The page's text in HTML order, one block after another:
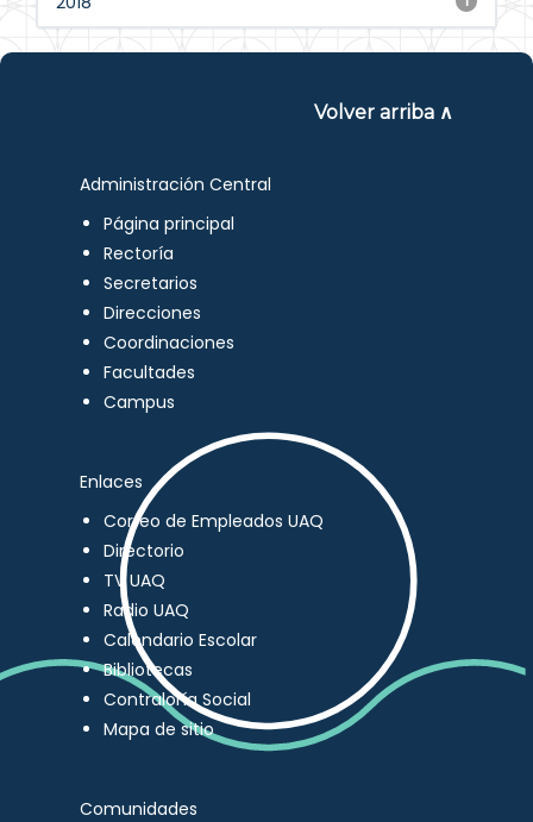
Volver arriba ∧
Administración Central
Página principal
Rectoría
Secretarios
Direcciones
Coordinaciones
Facultades
Campus
Enlaces
Correo de Empleados UAQ
Directorio
TV UAQ
Radio UAQ
Calendario Escolar
Bibliotecas
Contraloría Social
Mapa de sitio
Comunidades